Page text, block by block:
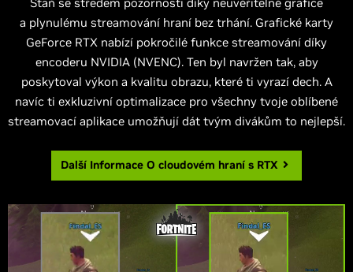
a plynulému streamování hraní bez trhání. Grafické karty
GeForce RTX nabízí pokročilé funkce streamování díky
encoderu NVIDIA (NVENC). Ten byl navržen tak, aby
poskytoval výkon a kvalitu obrazu, které ti vyrazí dech. A
navíc ti exkluzivní optimalizace pro všechny tvoje oblíbené
streamovací aplikace umožňují dát tvým divákům to nejlepší.
Další Informace Ocloudovém hraní s RTX